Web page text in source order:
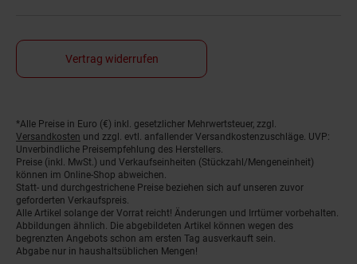
Vertrag widerrufen
Fußnoten
*Alle Preise in Euro (€) inkl. gesetzlicher Mehrwertsteuer, zzgl.
Versandkosten und zzgl. evtl. anfallender Versandkostenzuschläge. UVP:
Unverbindliche Preisempfehlung des Herstellers.
Preise (inkl. MwSt.) und Verkaufseinheiten (Stückzahl/Mengeneinheit)
können im Online-Shop abweichen.
Statt- und durchgestrichene Preise beziehen sich auf unseren zuvor
geforderten Verkaufspreis.
Alle Artikel solange der Vorrat reicht! Änderungen und Irrtümer vorbehalten.
Abbildungen ähnlich. Die abgebildeten Artikel können wegen des
begrenzten Angebots schon am ersten Tag ausverkauft sein.
Abgabe nur in haushaltsüblichen Mengen!